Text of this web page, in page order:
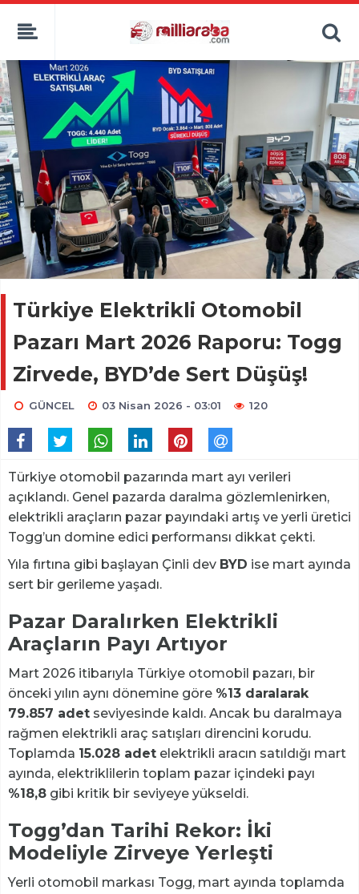
Türkiye Elektrikli Otomobil
Pazarı Mart 2026 Raporu: Togg
Zirvede, BYD’de Sert Düşüş!
GÜNCEL 03 Nisan 2026 - 03:01 120
Türkiye otomobil pazarında mart ayı verileri
açıklandı. Genel pazarda daralma gözlemlenirken,
elektrikli araçların pazar payındaki artış ve yerli üretici
Togg’un domine edici performansı dikkat çekti.
Yıla fırtına gibi başlayan Çinli dev BYD ise mart ayında
sert bir gerileme yaşadı.
Pazar Daralırken Elektrikli
Araçların Payı Artıyor
Mart 2026 itibarıyla Türkiye otomobil pazarı, bir
önceki yılın aynı dönemine göre %13 daralarak
79.857 adet seviyesinde kaldı. Ancak bu daralmaya
rağmen elektrikli araç satışları direncini korudu.
Toplamda 15.028 adet elektrikli aracın satıldığı mart
ayında, elektriklilerin toplam pazar içindeki payı
%18,8 gibi kritik bir seviyeye yükseldi.
Togg’dan Tarihi Rekor: İki
Modeliyle Zirveye Yerleşti
Yerli otomobil markası Togg, mart ayında toplamda